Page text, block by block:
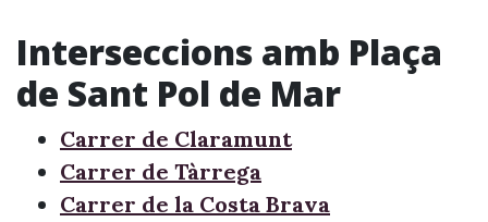
Interseccions amb Plaça
de Sant Pol de Mar
Carrer de Claramunt
Carrer de Tàrrega
Carrer de la Costa Brava